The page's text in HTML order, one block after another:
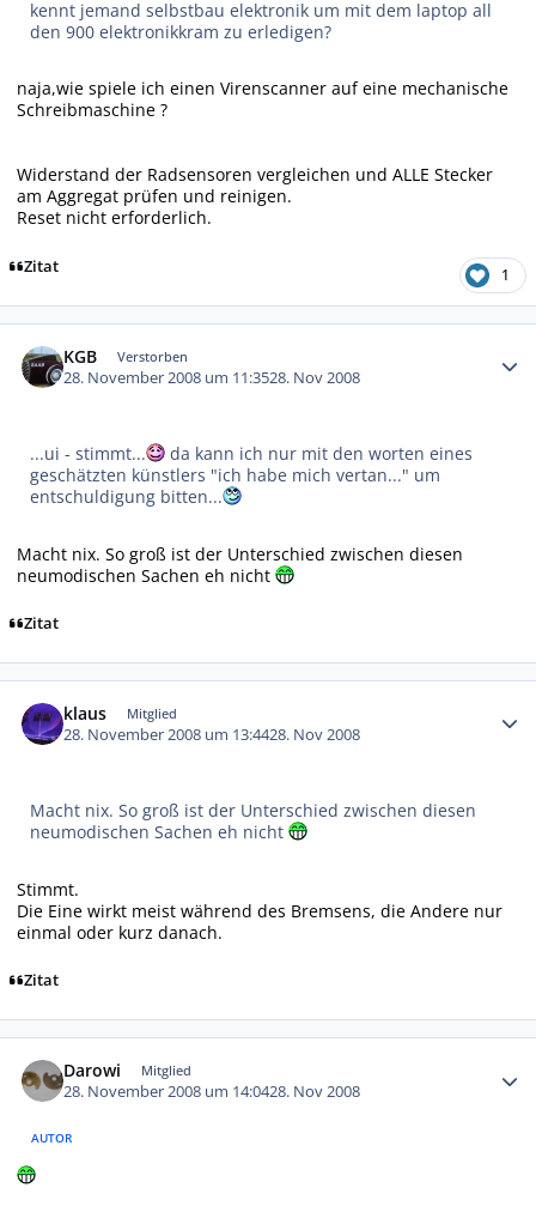
kennt jemand selbstbau elektronik um mit dem laptop all
den 900 elektronikkram zu erledigen?
naja,wie spiele ich einen Virenscanner auf eine mechanische
Schreibmaschine ?
Widerstand der Radsensoren vergleichen und ALLE Stecker
am Aggregat prüfen und reinigen.
Reset nicht erforderlich.
Zitat 1
KGB Verstorben
28. November 2008 um 11:3528. Nov 2008
...ui - stimmt...
da kann ich nur mit den worten eines
geschätzten künstlers "ich habe mich vertan..." um
entschuldigung bitten...
Macht nix. So groß ist der Unterschied zwischen diesen
neumodischen Sachen eh nicht
Zitat
klaus Mitglied
28. November 2008 um 13:4428. Nov 2008
Macht nix. So groß ist der Unterschied zwischen diesen
neumodischen Sachen eh nicht
Stimmt.
Die Eine wirkt meist während des Bremsens, die Andere nur
einmal oder kurz danach.
Zitat
Darowi Mitglied
28. November 2008 um 14:0428. Nov 2008
AUTOR